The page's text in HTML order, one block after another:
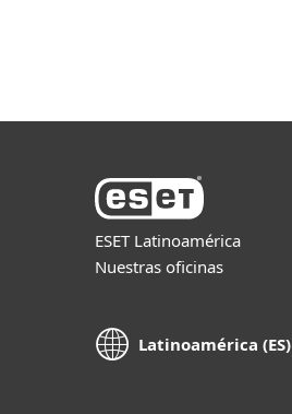
ESET Latinoamérica
Nuestras oficinas
Latinoamérica (ES)